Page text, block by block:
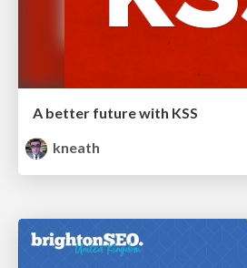
A better future with KSS
kneath